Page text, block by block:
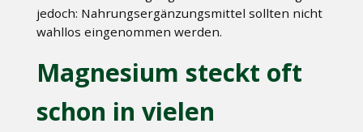
jedoch: Nahrungsergänzungsmittel sollten nicht
wahllos eingenommen werden.
Magnesium steckt oft
schon in vielen